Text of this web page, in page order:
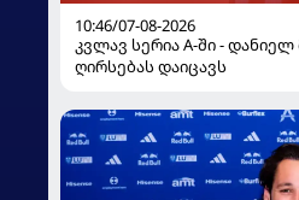
10:46/07-08-2026
კვლავ სერია A-ში -
ღირსებას დაიცავს